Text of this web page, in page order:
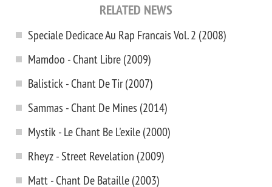
RELATED NEWS
Speciale Dedicace Au Rap Francais Vol. 2 (2008)
Mamdoo - Chant Libre (2009)
Balistick - Chant De Tir (2007)
Sammas - Chant De Mines (2014)
Mystik - Le Chant Вe L'exile (2000)
Rheyz - Street Revelation (2009)
Matt - Chant De Bataille (2003)